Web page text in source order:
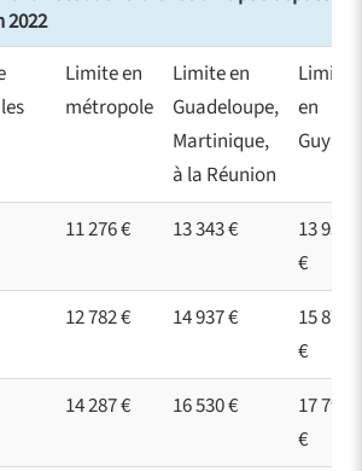
2022
Limite en
métropole
Limite en
Guadeloupe,
Martinique,
à la Réunion
Limite
en
Guyane
11 276 € 13 343 €
13 950
€
12 782 € 14 937 €
15 870
€
14 287 € 16 530 €
17 790
€